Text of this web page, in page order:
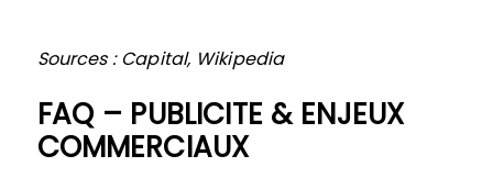
Sources : Capital, Wikipedia
FAQ – PUBLICITE & ENJEUX
COMMERCIAUX